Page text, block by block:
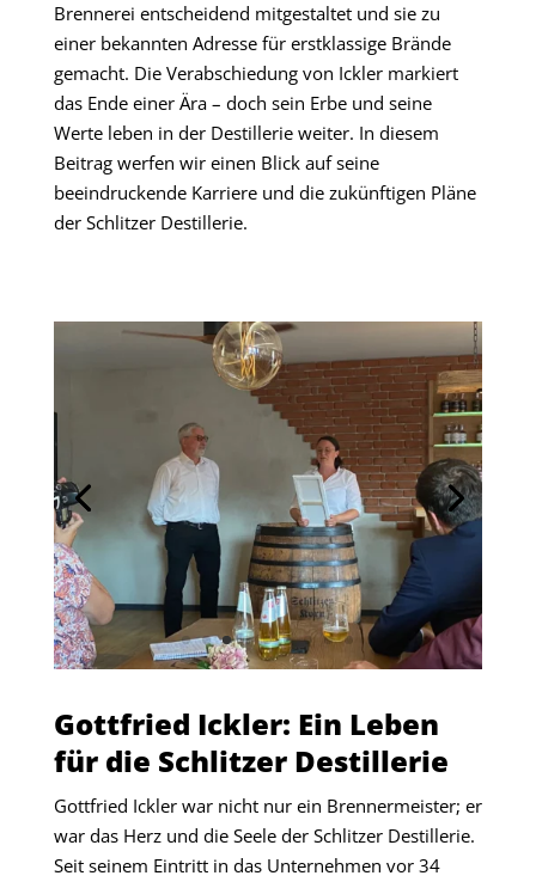
Brennerei entscheidend mitgestaltet und sie zu
einer bekannten Adresse für erstklassige Brände
gemacht. Die Verabschiedung von Ickler markiert
das Ende einer Ära – doch sein Erbe und seine
Werte leben in der Destillerie weiter. In diesem
Beitrag werfen wir einen Blick auf seine
beeindruckende Karriere und die zukünftigen Pläne
der Schlitzer Destillerie.
Gottfried Ickler: Ein Leben
für die Schlitzer Destillerie
Gottfried Ickler war nicht nur ein Brennermeister; er
war das Herz und die Seele der Schlitzer Destillerie.
Seit seinem Eintritt in das Unternehmen vor 34